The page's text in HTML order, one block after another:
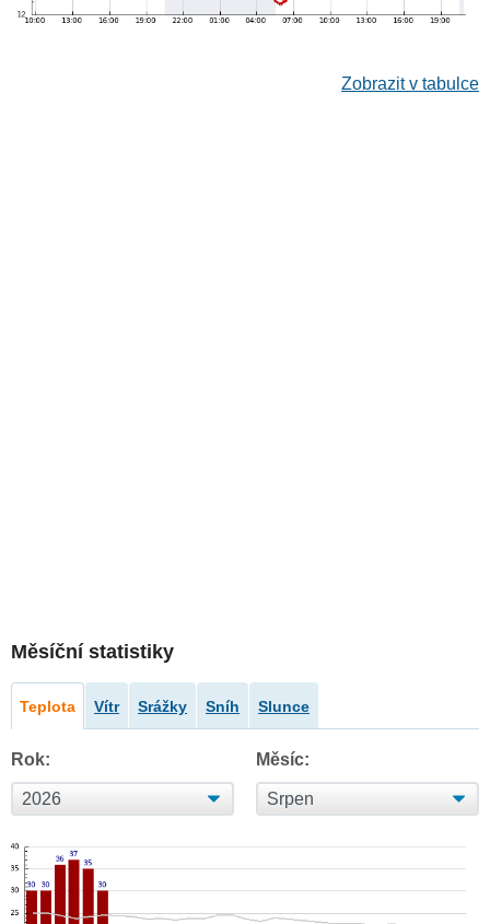
Zobrazit v tabulce
Měsíční statistiky
Teplota Vítr Srážky Sníh Slunce
Rok: Měsíc: